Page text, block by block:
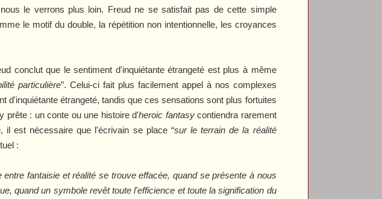
le verrons plus loin. Freud ne se satisfait pas de cette simple
le motif du double, la répétition non intentionnelle, les croyances
conclut que le sentiment d'inquiétante étrangeté est plus à même
particulière”. Celui-ci fait plus facilement appel à nos complexes
d'inquiétante étrangeté, tandis que ces sensations sont plus fortuites
prête : un conte ou une histoire d'heroic fantasycontiendra rarement
il est nécessaire que l'écrivain se place “sur le terrain de la réalité
:
fantaisie et réalité se trouve effacée, quand se présente à nous
quand un symbole revêt toute l'efficience et toute la signification du